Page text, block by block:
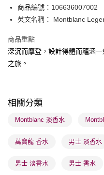
PayMe
WeChat Pay
BoC Pay
送貨方式
每筆HK$65.00，滿HK$300.00
確認發貨後1-3 工作天送達，
每筆HK$65.00，滿HK$300.00
商品編號：106636007002
英文名稱： Montblanc
商品重點
深沉而摩登，設計得體而蘊涵
之旅。
相關分類
Montblanc 淡香水
萬寶龍 香水 男士 淡香水
男士 淡香水 男士 香水